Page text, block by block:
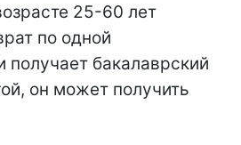
25-60 лет
по одной
получает бакалаврский
он может получить